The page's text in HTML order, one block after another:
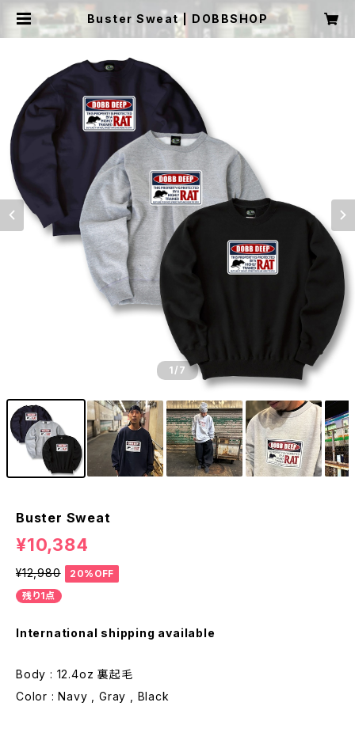
Buster Sweat | DOBBSHOP
1 /7
Buster Sweat
¥10,384
¥12,980
20%OFF
残り1点
International shipping available
Body : 12.4oz 裏起毛
Color : Navy , Gray , Black